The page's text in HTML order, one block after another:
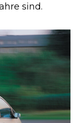
sind.